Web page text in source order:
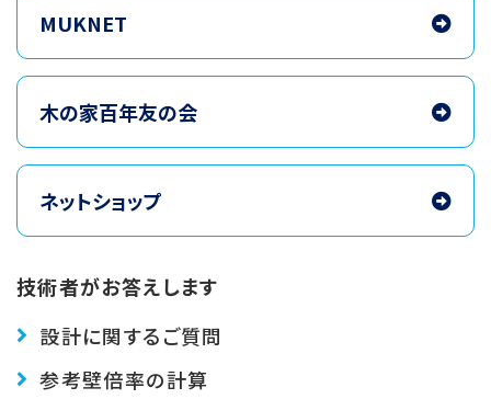
MUKNET
木の家百年友の会
ネットショップ
技術者がお答えします
設計に関するご質問
参考壁倍率の計算